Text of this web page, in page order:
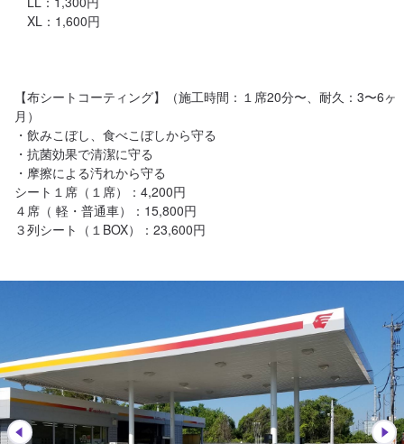
XL：1,600円
【布シートコーティング】（施工時間：１席20分〜、耐久：3〜6ヶ
月）
・飲みこぼし、食べこぼしから守る
・抗菌効果で清潔に守る
・摩擦による汚れから守る
シート１席（１席）：4,200円
４席（ 軽・普通車）：15,800円